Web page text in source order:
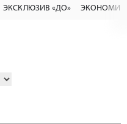
ЭКСКЛЮЗИВ «ДО»